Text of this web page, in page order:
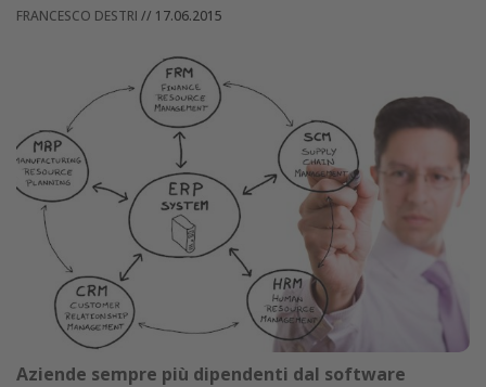
FRANCESCO DESTRI // 17.06.2015
Aziende sempre più dipendenti dal software